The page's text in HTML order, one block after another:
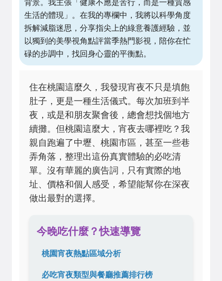
背景。我主張「健康不應是苦行，而是一種質感
生活的體現」。在我的專欄中，我將以科學角度
拆解減脂迷思，分享指尖上的綠意養護經驗，並
以獨到的美學視角點評當季熱門影視，陪你在忙
碌的步調中，找回身心靈的平衡點。
住在桃園這麼久，我發現宵夜不只是填飽
肚子，更是一種生活儀式。每次加班到半
夜，或是和朋友聚會後，總會想找個地方
續攤。但桃園這麼大，宵夜去哪裡吃？我
親自跑遍了中壢、桃園市區，甚至一些巷
弄角落，整理出這份真實體驗的必吃清
單。沒有華麗的廣告詞，只有實際的地
址、價格和個人感受，希望能幫你在深夜
做出最對的選擇。
今晚吃什麼？快速導覽
桃園宵夜熱點區域分析
必吃宵夜類型與餐廳推薦排行榜